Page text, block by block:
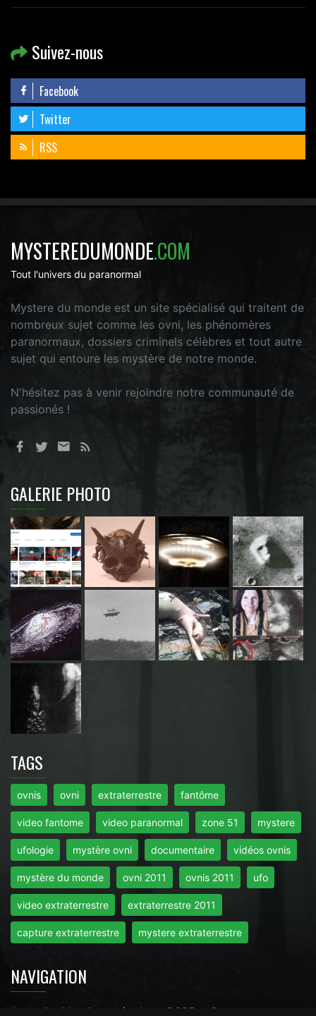
Suivez-nous
Facebook
Twitter
RSS
MYSTEREDUMONDE.COM
Tout l'univers du paranormal
Mystere du monde est un site spécialisé qui traitent de
nombreux sujet comme les ovni, les phénomères
paranormaux, dossiers criminels célèbres et tout autre
sujet qui entoure les mystère de notre monde.
N'hésitez pas à venir rejoindre notre communauté de
passionés !
GALERIE PHOTO
TAGS
ovnis ovni extraterrestre fantôme
video fantome video paranormal zone 51 mystere
ufologie mystère ovni documentaire vidéos ovnis
mystère du monde ovni 2011 ovnis 2011 ufo
video extraterrestre extraterrestre 2011
capture extraterrestre mystere extraterrestre
NAVIGATION
Accueil Mentions Légales RGPD Contact